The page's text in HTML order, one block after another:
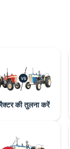
की तुलना करें